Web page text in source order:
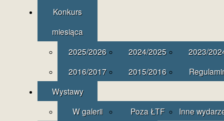
Konkurs
miesiąca
2025/2026
2024/2025
2023/
2016/2017
2015/2016
Wystawy
W galerii
Poza ŁTF
Inne